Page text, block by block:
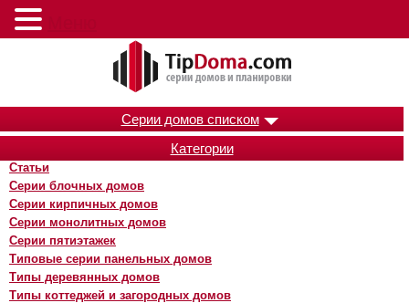
Серии домов списком
Категории
Статьи
Серии блочных домов
Серии кирпичных домов
Серии монолитных домов
Серии пятиэтажек
Типовые серии панельных домов
Типы деревянных домов
Типы коттеджей и загородных домов